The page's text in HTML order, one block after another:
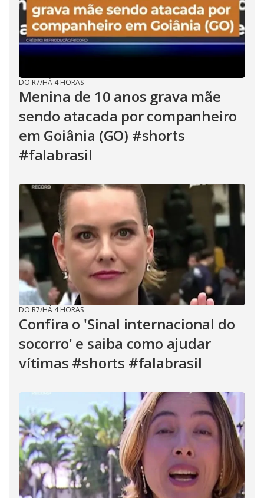
DO R7/HÁ 4 HORAS
Menina de 10 anos grava mãe
sendo atacada por companheiro
em Goiânia (GO) #shorts
#falabrasil
DO R7/HÁ 4 HORAS
Confira o 'Sinal internacional do
socorro' e saiba como ajudar
vítimas #shorts #falabrasil